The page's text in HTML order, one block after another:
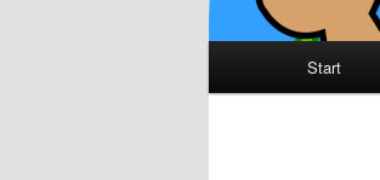
Start